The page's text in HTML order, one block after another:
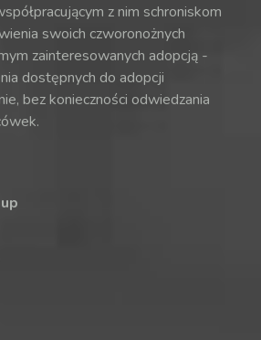
z nim schroniskom
swoich czworonożnych
zainteresowanych adopcją -
dostępnych do adopcji
bez konieczności odwiedzania